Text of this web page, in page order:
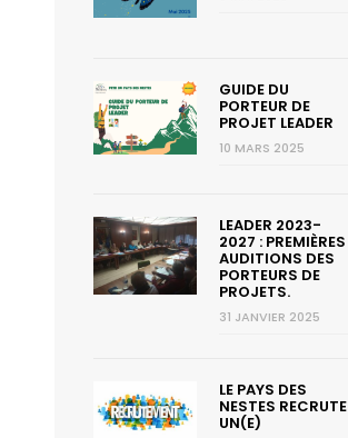
GUIDE DU
PORTEUR DE
PROJET LEADER
10 MARS 2025
LEADER 2023-
2027 : PREMIÈRES
AUDITIONS DES
PORTEURS DE
PROJETS.
31 JANVIER 2025
LE PAYS DES
NESTES RECRUTE
UN(E)